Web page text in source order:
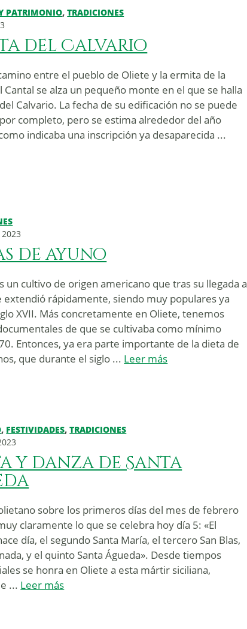
PATRIMONIO,TRADICIONES
del Calvario
entre el pueblo de Oliete y la ermita de la
Cantal se alza un pequeño monte en el que se halla
Calvario. La fecha de su edificación no se puede
completo, pero se estima alrededor del año
indicaba una inscripción ya desaparecida ...
de ayuno
un cultivo de origen americano que tras su llegada a
extendió rápidamente, siendo muy populares ya
XVII. Más concretamente en Oliete, tenemos
de que se cultivaba como mínimo
Entonces, ya era parte importante de la dieta de
que durante el siglo ... Leer más
, FESTIVIDADES,TRADICIONES
y danza de Santa
sobre los primeros días del mes de febrero
claramente lo que se celebra hoy día 5: «El
día, el segundo Santa María, el tercero San Blas,
y el quinto Santa Águeda». Desde tiempos
se honra en Oliete a esta mártir siciliana,
... Leer más